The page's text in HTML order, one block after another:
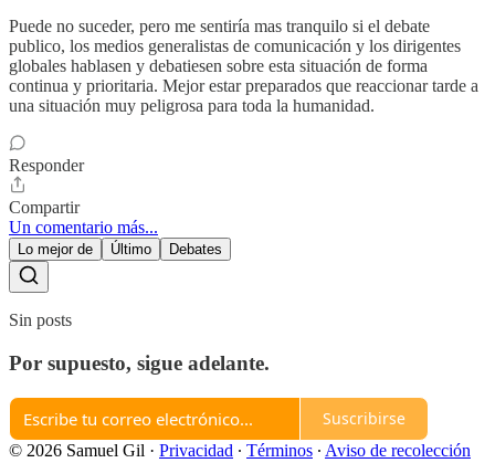
Puede no suceder, pero me sentiría mas tranquilo si el debate
publico, los medios generalistas de comunicación y los dirigentes
globales hablasen y debatiesen sobre esta situación de forma
continua y prioritaria. Mejor estar preparados que reaccionar tarde a
una situación muy peligrosa para toda la humanidad.
Responder
Compartir
Un comentario más...
Lo mejor de Último Debates
Sin posts
Por supuesto, sigue adelante.
Suscribirse
© 2026 Samuel Gil · Privacidad ∙ Términos ∙ Aviso de recolección